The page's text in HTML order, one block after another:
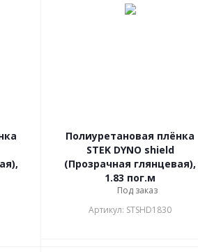
Полиуретановая плёнка
STEK DYNO shield
(Прозрачная глянцевая),
1.83 пог.м
Под заказ
Артикул: STSHD1830